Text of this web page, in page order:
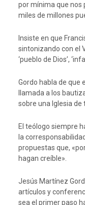
por mínima que nos
miles de millones
Insiste en que
sintonizando con el
‘pueblo de Dios’,
Gordo habla de que
llamada a los
sobre una Iglesia de
El teólogo siempre
la
propuestas que,
hagan creíble».
Jesús Martínez
artículos y
sea el primer paso